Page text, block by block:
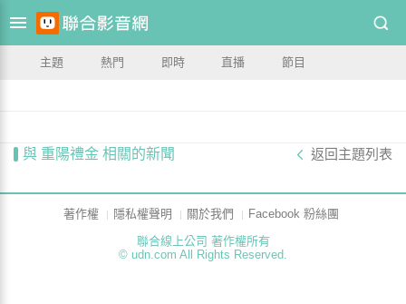
主題 熱門 即時 直播 節目
與 重陽禮金 相關的新聞 返回主題列表
著作權 隱私權聲明 關於我們
Facebook 粉絲團
聯合線上公司 著作權所有
© udn.com All Rights Reserved.